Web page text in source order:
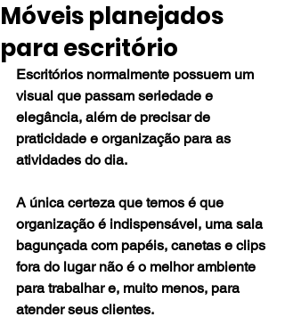
Móveis planejados
para escritório
Escritórios normalmente possuem um
visual que passam seriedade e
elegância, além de precisar de
praticidade e organização para as
atividades do dia.
A única certeza que temos é que
organização é indispensável, uma sala
bagunçada com papéis, canetas e clips
fora do lugar não é o melhor ambiente
para trabalhar e, muito menos, para
atender seus clientes.